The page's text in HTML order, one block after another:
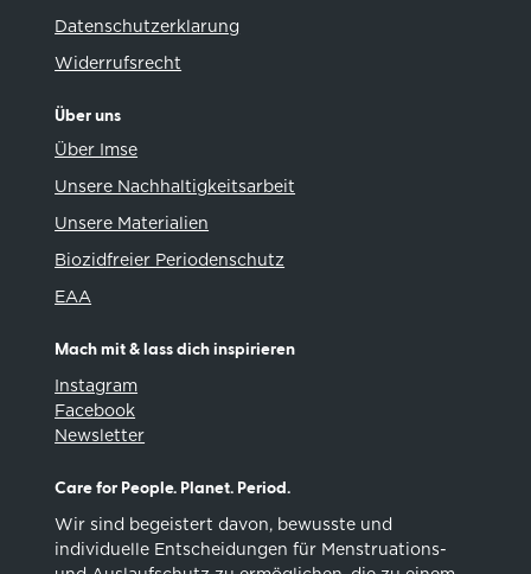
Datenschutzerklarung
Widerrufsrecht
Über uns
Über Imse
Unsere Nachhaltigkeitsarbeit
Unsere Materialien
Biozidfreier Periodenschutz
EAA
Mach mit & lass dich inspirieren
Instagram
Facebook
Newsletter
Care for People. Planet. Period.
Wir sind begeistert davon, bewusste und
individuelle Entscheidungen für Menstruations-